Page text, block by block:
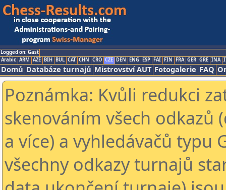
Logged on: Gast
Arabic ARM AZE BIH BUL CAT CHN CRO CZE DEN ENG ESP FAI FIN FRA GER GRE INA
Domů Databáze turnajů Mistrovství AUT Fotogalerie FAQ
Poznámka: Kvůli redukci
skenováním všech odkazů
a více) a vyhledávačů typu
všechny odkazy turnajů